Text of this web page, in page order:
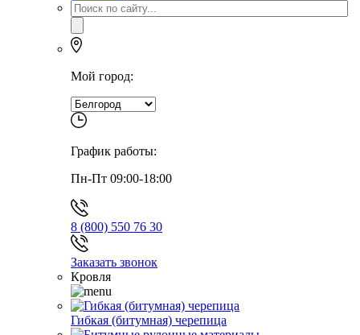
Мой город:
График работы:
Пн-Пт 09:00-18:00
8 (800) 550 76 30
Заказать звонок
Кровля
Гибкая (битумная) черепица